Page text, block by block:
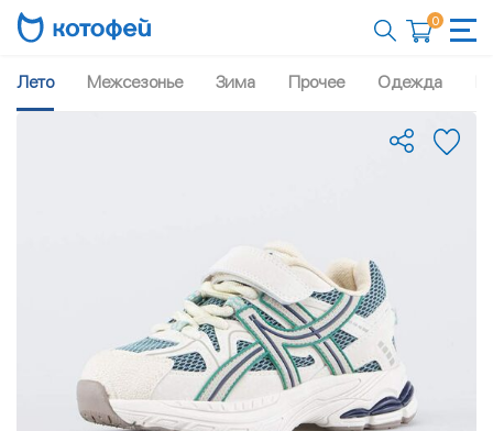
0
Лето Межсезонье Зима Прочее Одежда